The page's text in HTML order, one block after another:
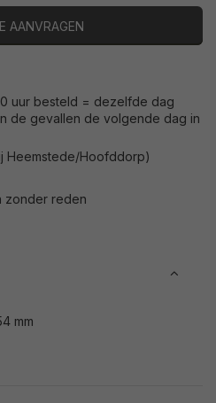
AANVRAGEN
uur besteld = dezelfde dag
de gevallen de volgende dag in
Heemstede/Hoofddorp)
zonder reden
mm